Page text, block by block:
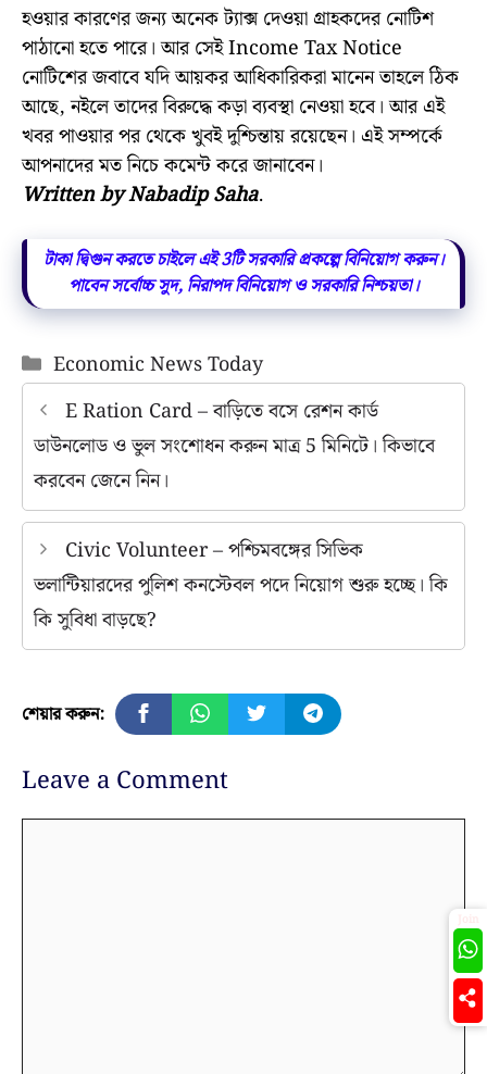
হওয়ার কারণের জন্য অনেক ট্যাক্স দেওয়া গ্রাহকদের নোটিশ
পাঠানো হতে পারে। আর সেই Income Tax Notice
নোটিশের জবাবে যদি আয়কর আধিকারিকরা মানেন তাহলে ঠিক
আছে, নইলে তাদের বিরুদ্ধে কড়া ব্যবস্থা নেওয়া হবে। আর এই
খবর পাওয়ার পর থেকে খুবই দুশ্চিন্তায় রয়েছেন। এই সম্পর্কে
আপনাদের মত নিচে কমেন্ট করে জানাবেন।
Written by Nabadip Saha.
টাকা দ্বিগুন করতে চাইলে এই 3টি সরকারি প্রকল্পে বিনিয়োগ করুন।
পাবেন সর্বোচ্চ সুদ, নিরাপদ বিনিয়োগ ও সরকারি নিশ্চয়তা।
Categories
Economic News Today
E Ration Card – বাড়িতে বসে রেশন কার্ড
ডাউনলোড ও ভুল সংশোধন করুন মাত্র 5 মিনিটে। কিভাবে
করবেন জেনে নিন।
Civic Volunteer – পশ্চিমবঙ্গের সিভিক
ভলান্টিয়ারদের পুলিশ কনস্টেবল পদে নিয়োগ শুরু হচ্ছে। কি
কি সুবিধা বাড়ছে?
শেয়ার করুন:
Leave a Comment